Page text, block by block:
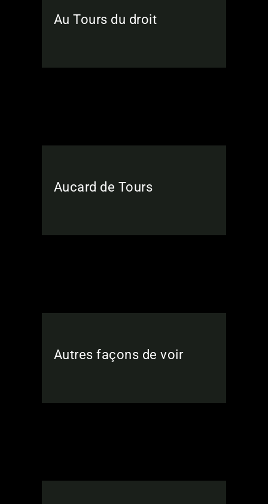
Au Tours du droit
Aucard de Tours
Autres façons de voir